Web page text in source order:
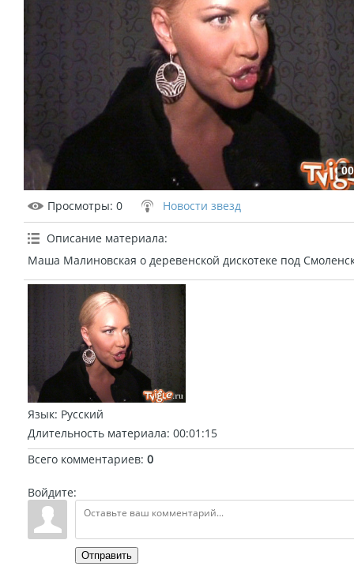
Просмотры: 0 Новости звезд
Описание материала:
Маша Малиновская о деревенской дискотеке под
Язык: Русский
Длительность материала: 00:01:15
Всего комментариев: 0
Войдите:
Отправить